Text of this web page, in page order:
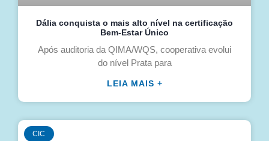
Dália conquista o mais alto nível na certificação
Bem-Estar Único
Após auditoria da QIMA/WQS, cooperativa evolui
do nível Prata para
LEIA MAIS +
CIC